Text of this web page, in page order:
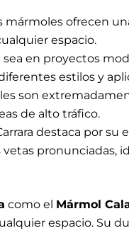
mármoles ofrecen
espacio.
sea en proyectos
estilos y
son
de alto tráfico.
destaca por su
pronunciadas,
como el Mármol
espacio. Su